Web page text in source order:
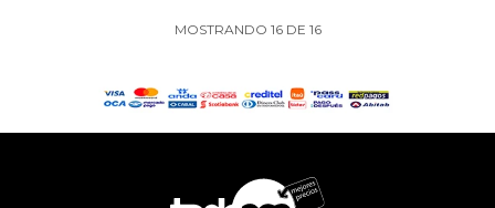
MOSTRANDO 16DE 16